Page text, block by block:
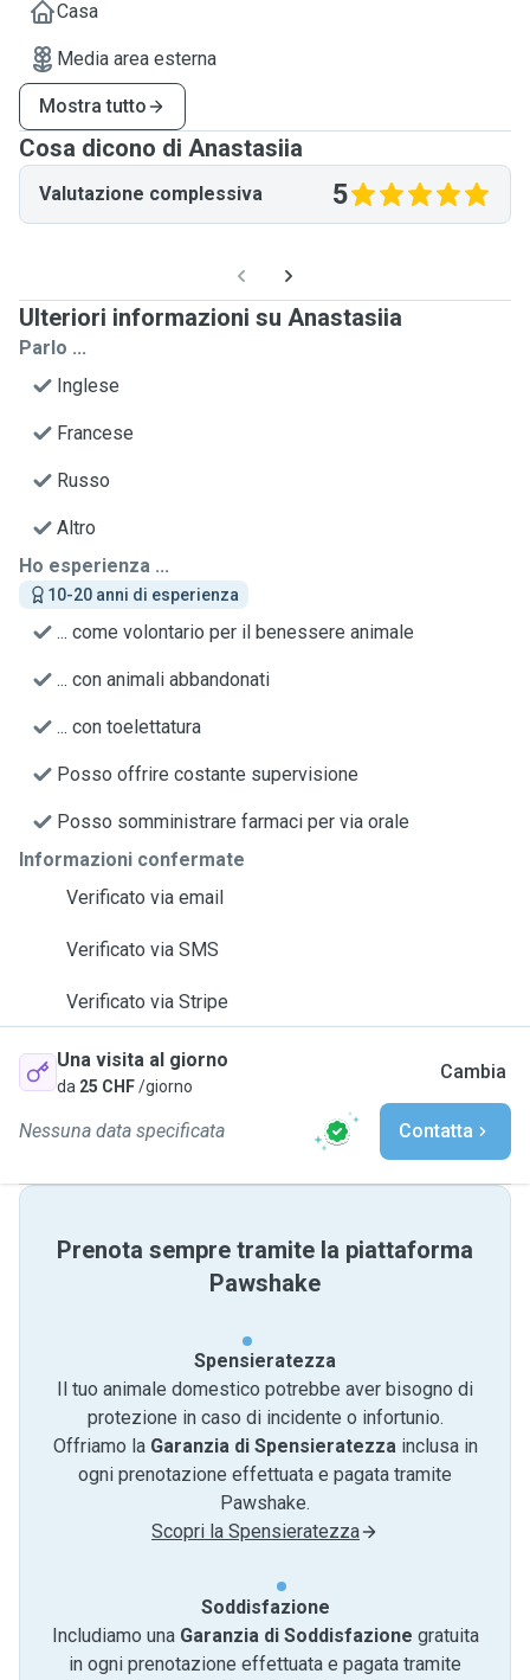
Casa
Media area esterna
Mostra tutto
Cosa dicono di Anastasiia
Valutazione complessiva 5
Ulteriori informazioni su Anastasiia
Parlo ...
Inglese
Francese
Russo
Altro
Ho esperienza ...
10-20 anni di esperienza
... come volontario per il benessere animale
... con animali abbandonati
... con toelettatura
Posso offrire costante supervisione
Posso somministrare farmaci per via orale
Informazioni confermate
Verificato via email
Verificato via SMS
Verificato via Stripe
Una visita al giorno
da 25 CHF/giorno
Cambia
Nessuna data specificata Contatta
Prenota sempre tramite la piattaforma
Pawshake
Spensieratezza
Il tuo animale domestico potrebbe aver bisogno di
protezione in caso di incidente o infortunio.
Offriamo la Garanzia di Spensieratezzainclusa in
ogni prenotazione effettuata e pagata tramite
Pawshake.
Scopri la Spensieratezza
Soddisfazione
Includiamo una Garanzia di Soddisfazione gratuita
in ogni prenotazione effettuata e pagata tramite